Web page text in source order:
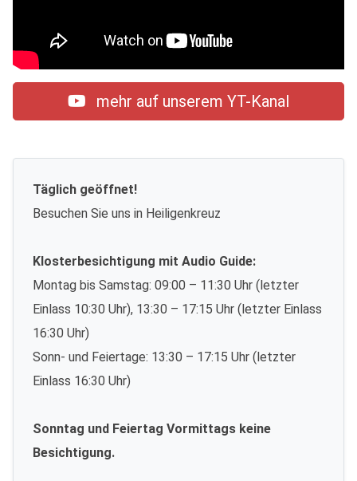
mehr auf unserem YT-Kanal
Täglich geöffnet!
Besuchen Sie uns in Heiligenkreuz
Klosterbesichtigung mit Audio Guide:
Montag bis Samstag: 09:00 – 11:30 Uhr (letzter
Einlass 10:30 Uhr), 13:30 – 17:15 Uhr (letzter Einlass
16:30 Uhr)
Sonn- und Feiertage: 13:30 – 17:15 Uhr (letzter
Einlass 16:30 Uhr)
Sonntag und Feiertag Vormittags keine
Besichtigung.